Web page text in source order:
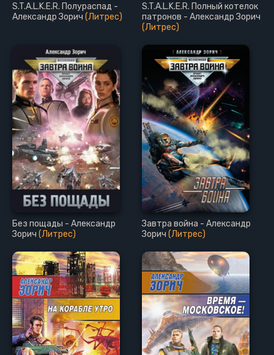
S.T.A.L.K.E.R. Полураспад -
Александр Зорич (Литрес)
S.T.A.L.K.E.R. Полный котелок
патронов - Александр Зорич
(Литрес)
Без пощады - Александр
Зорич (Литрес)
Завтра война - Александр
Зорич (Литрес)